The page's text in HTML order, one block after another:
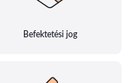
Befektetési jog